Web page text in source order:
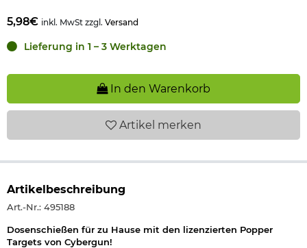
5,98€ inkl. MwSt zzgl. Versand
Lieferung in 1 – 3 Werktagen
In den Warenkorb
Artikel merken
Artikelbeschreibung
Art.-Nr.: 495188
Dosenschießen für zu Hause mit den lizenzierten Popper
Targets von Cybergun!